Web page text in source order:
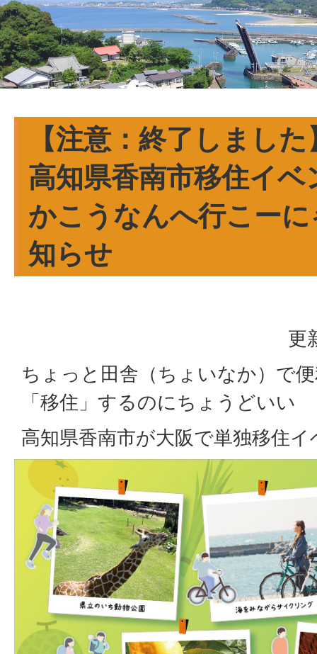
【注意：終了しまし
高知県香南市移住イ
かこうなんへ行こー
知らせ
更
ちょっと田舎（ちょいなか）で
「移住」するのにちょうどいい
高知県香南市が大阪で単独移住